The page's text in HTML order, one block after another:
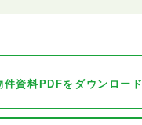
件資料PDFをダウンロード